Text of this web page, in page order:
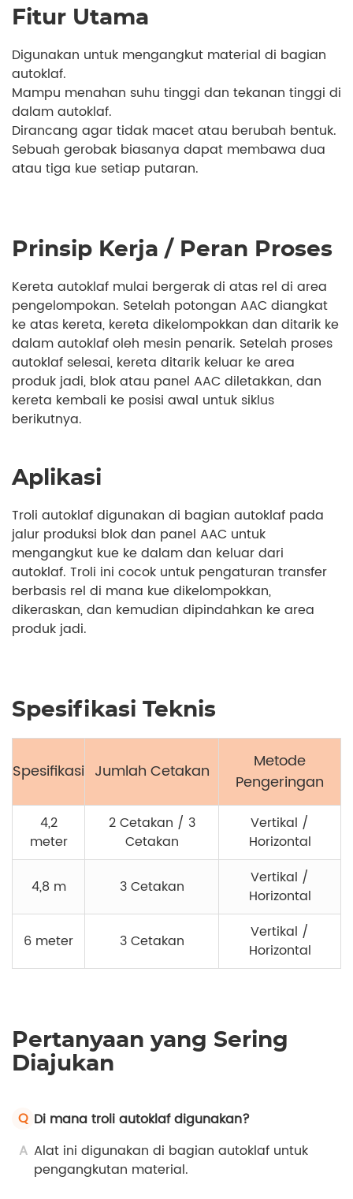
Fitur Utama
Digunakan untuk mengangkut material di bagian
autoklaf.
Mampu menahan suhu tinggi dan tekanan tinggi di
dalam autoklaf.
Dirancang agar tidak macet atau berubah bentuk.
Sebuah gerobak biasanya dapat membawa dua
atau tiga kue setiap putaran.
Prinsip Kerja / Peran Proses
Kereta autoklaf mulai bergerak di atas rel di area
pengelompokan. Setelah potongan AAC diangkat
ke atas kereta, kereta dikelompokkan dan ditarik ke
dalam autoklaf oleh mesin penarik. Setelah proses
autoklaf selesai, kereta ditarik keluar ke area
produk jadi, blok atau panel AAC diletakkan, dan
kereta kembali ke posisi awal untuk siklus
berikutnya.
Aplikasi
Troli autoklaf digunakan di bagian autoklaf pada
jalur produksi blok dan panel AAC untuk
mengangkut kue ke dalam dan keluar dari
autoklaf. Troli ini cocok untuk pengaturan transfer
berbasis rel di mana kue dikelompokkan,
dikeraskan, dan kemudian dipindahkan ke area
produk jadi.
Spesifikasi Teknis
Spesifikasi Jumlah Cetakan
Metode
Pengeringan
4,2
meter
2 Cetakan / 3
Cetakan
Vertikal /
Horizontal
4,8 m 3 Cetakan
Vertikal /
Horizontal
6 meter 3 Cetakan
Vertikal /
Horizontal
Pertanyaan yang Sering
Diajukan
Q Di mana troli autoklaf digunakan?
A Alat ini digunakan di bagian autoklaf untuk
pengangkutan material.